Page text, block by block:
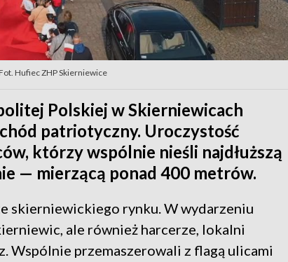
Hufiec ZHP Skierniewice
Polskiej w Skierniewicach
patriotyczny. Uroczystość
którzy wspólnie nieśli najdłuższą
— mierzącą ponad 400 metrów.
skierniewickiego rynku. W wydarzeniu
ale również harcerze, lokalni
Wspólnie przemaszerowali z flagą ulicami